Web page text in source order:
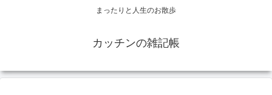
まったりと人生のお散歩
カッチンの雑記帳